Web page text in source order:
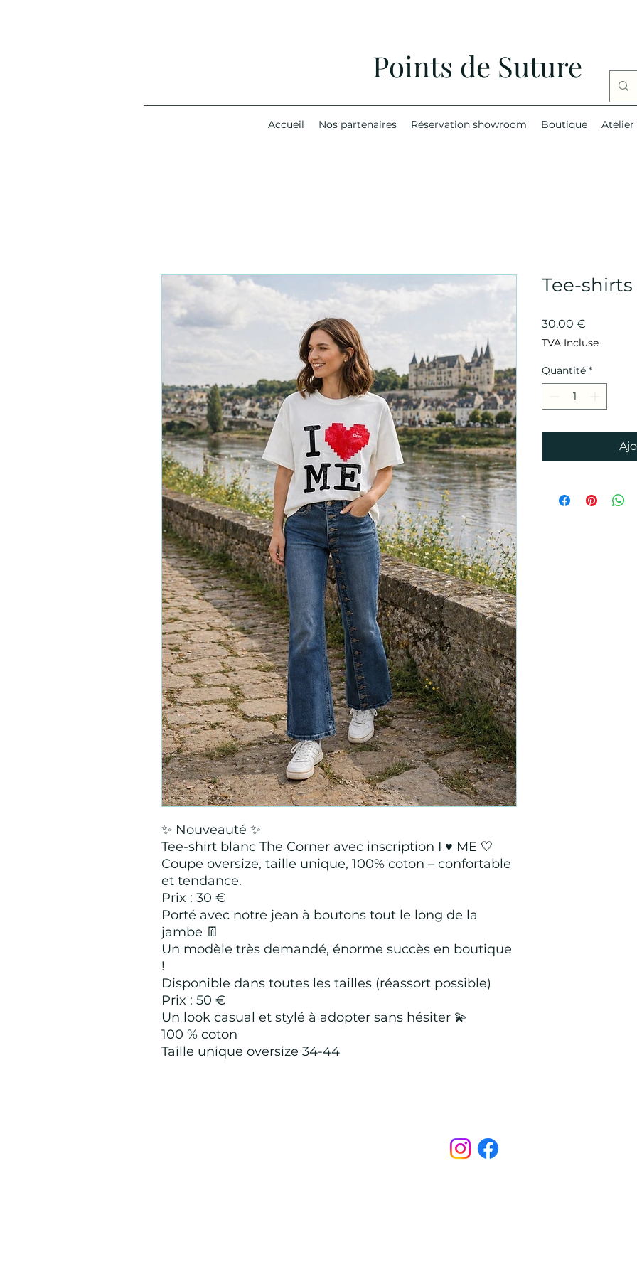
Points de Suture
Accueil Nos partenaires Réservation showroom Boutique Atelier
✨ Nouveauté ✨
Tee-shirt blanc The Corner avec inscription I ♥️ ME 🤍
Coupe oversize, taille unique, 100% coton – confortable
et tendance.
Prix : 30 €
Porté avec notre jean à boutons tout le long de la
jambe 👖
Un modèle très demandé, énorme succès en boutique
!
Disponible dans toutes les tailles (réassort possible)
Prix : 50 €
Un look casual et stylé à adopter sans hésiter 💫
100 % coton
Taille unique oversize 34-44
Tee-shirts
30,00 €
TVA Incluse
Quantité *